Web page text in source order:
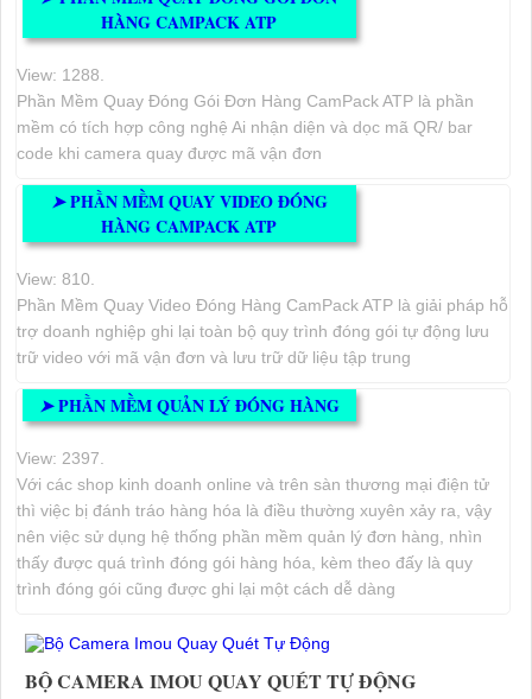
HÀNG CAMPACK ATP
View: 1288.
Phần Mềm Quay Đóng Gói Đơn Hàng CamPack ATP là phần
mềm có tích hợp công nghệ Ai nhận diện và dọc mã QR/ bar
code khi camera quay được mã vận đơn
➤PHẦN MỀM QUAY VIDEO ĐÓNG
HÀNG CAMPACK ATP
View: 810.
Phần Mềm Quay Video Đóng Hàng CamPack ATP là giải pháp hỗ
trợ doanh nghiệp ghi lại toàn bộ quy trình đóng gói tự động lưu
trữ video với mã vận đơn và lưu trữ dữ liệu tập trung
➤PHẦN MỀM QUẢN LÝ ĐÓNG HÀNG
View: 2397.
Với các shop kinh doanh online và trên sàn thương mại điện tử
thì việc bị đánh tráo hàng hóa là điều thường xuyên xảy ra, vậy
nên việc sử dụng hệ thống phần mềm quản lý đơn hàng, nhìn
thấy được quá trình đóng gói hàng hóa, kèm theo đấy là quy
trình đóng gói cũng được ghi lại một cách dễ dàng
BỘ CAMERA IMOU QUAY QUÉT TỰ ĐỘNG